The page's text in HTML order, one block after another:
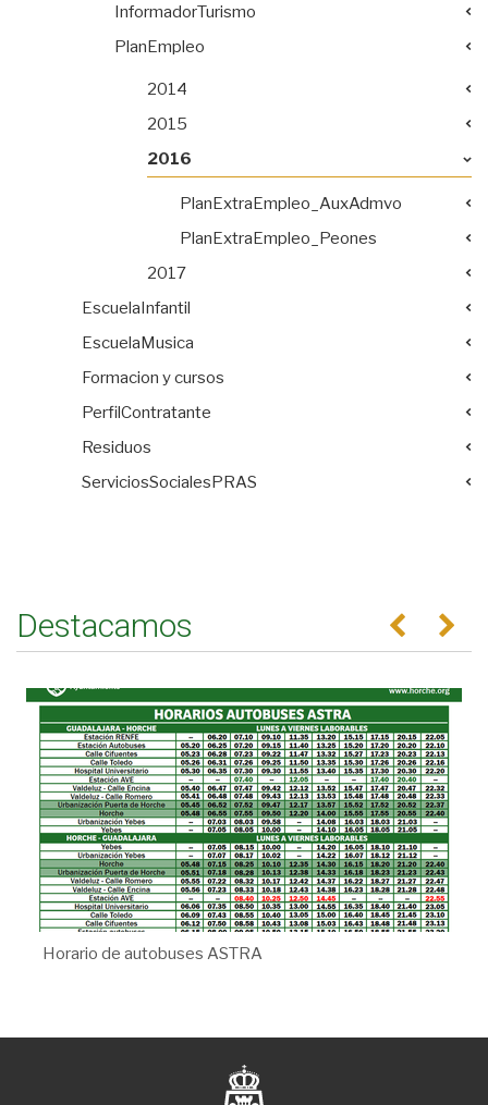
InformadorTurismo
PlanEmpleo
2014
2015
2016
PlanExtraEmpleo_AuxAdmvo
PlanExtraEmpleo_Peones
2017
EscuelaInfantil
EscuelaMusica
Formacion y cursos
PerfilContratante
Residuos
ServiciosSocialesPRAS
Destacamos Anterior
Horario de autobuses ASTRA